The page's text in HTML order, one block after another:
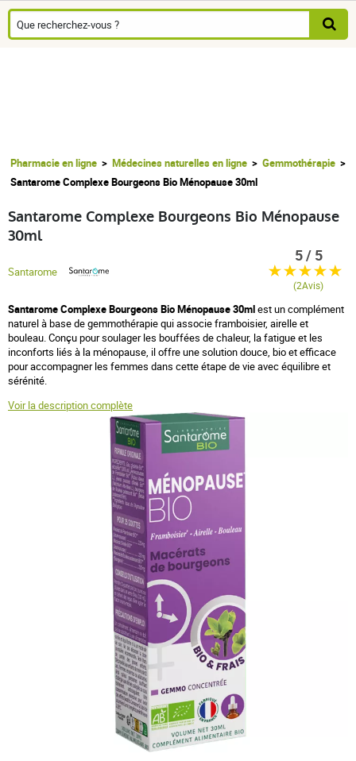
Pharmacie en ligne Médecines naturelles en ligne
Gemmothérapie
Santarome Complexe Bourgeons Bio Ménopause 30ml
Santarome Complexe Bourgeons Bio Ménopause
30ml
Santarome
Santarome Complexe Bourgeons Bio Ménopause 30mlest un complément
naturel à base de gemmothérapie qui associe framboisier, airelle et
bouleau. Conçu pour soulager les bouffées de chaleur, la fatigue et les
inconforts liés à la ménopause, il offre une solution douce, bio et efficace
pour accompagner les femmes dans cette étape de vie avec équilibre et
sérénité.
Voir la description complète
5 / 5
(2Avis)